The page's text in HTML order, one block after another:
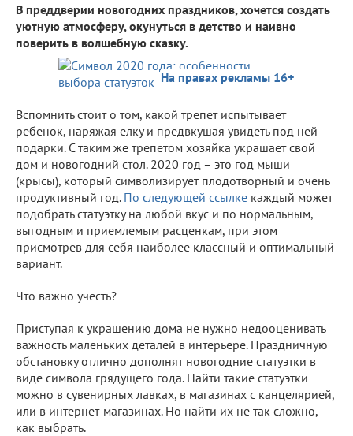
В преддверии новогодних праздников, хочется создать
уютную атмосферу, окунуться в детство и наивно
поверить в волшебную сказку.
На правах рекламы 16+
Вспомнить стоит о том, какой трепет испытывает
ребенок, наряжая елку и предвкушая увидеть под ней
подарки. С таким же трепетом хозяйка украшает свой
дом и новогодний стол. 2020 год – это год мыши
(крысы), который символизирует плодотворный и очень
продуктивный год. По следующей ссылке каждый может
подобрать статуэтку на любой вкус и по нормальным,
выгодным и приемлемым расценкам, при этом
присмотрев для себя наиболее классный и оптимальный
вариант.
Что важно учесть?
Приступая к украшению дома не нужно недооценивать
важность маленьких деталей в интерьере. Праздничную
обстановку отлично дополнят новогодние статуэтки в
виде символа грядущего года. Найти такие статуэтки
можно в сувенирных лавках, в магазинах с канцелярией,
или в интернет-магазинах. Но найти их не так сложно,
как выбрать.